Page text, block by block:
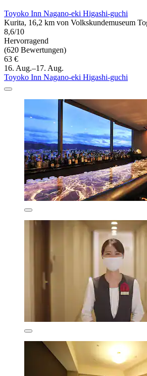
Toyoko Inn Nagano-eki Higashi-guchi
Kurita, 16,2 km von Volkskundemuseum
8,6/10
Hervorragend
(620 Bewertungen)
63 €
16. Aug.–17. Aug.
Toyoko Inn Nagano-eki Higashi-guchi